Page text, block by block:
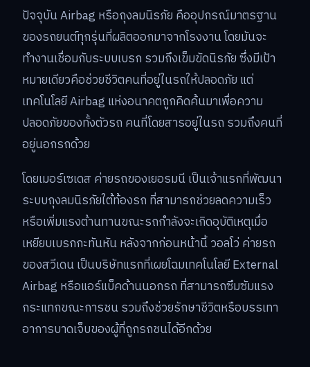
ปัจจุบัน Airbag หรือถุงลมนิรภัย คืออุปกรณ์มาตรฐาน
ของรถยนต์ทุกรุ่นที่ผลิตออกมาจากโรงงาน โดยมันจะ
ทำงานเชื่อมกับระบบเบรก รวมถึงเข็มขัดนิรภัย ซึ่งมีเป้า
หมายเดียวคือช่วยชีวิตคนที่อยู่ในรถให้ปลอดภัย แต่
เทคโนโลยี Airbag แห่งอนาคตถูกคิดค้นมาเพื่อความ
ปลอดภัยของทั้งตัวรถ คนที่โดยสารอยู่ในรถ รวมถึงคนที่
อยู่นอกรถด้วย
โดยเมอร์เซเดส ค่ายรถของเยอรมนี เป็นเจ้าแรกที่พัฒนา
ระบบถุงลมนิรภัยใต้ท้องรถ ที่สามารถช่วยลดความเร็ว
หรือเพิ่มแรงต้านทานขณะรถกำลังจะเกิดอุบัติเหตุเมื่อ
เหยียบเบรกกะทันหัน หลังจากก่อนหน้านี้ วอลโว่ ค่ายรถ
ของสวีเดน เป็นบริษัทแรกที่เผยโฉมเทคโนโลยี External
Airbag หรือแอร์แบ็คด้านนอกรถ ที่สามารถซึมซัมแรง
กระแทกขณะการชน รวมถึงช่วยรักษาชีวิตหรือบรรเทา
อาการบาดเจ็บของผู้ที่ถูกรถชนได้อีกด้วย